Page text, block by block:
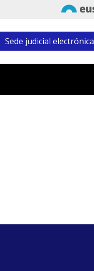
Sede judicial electrónica